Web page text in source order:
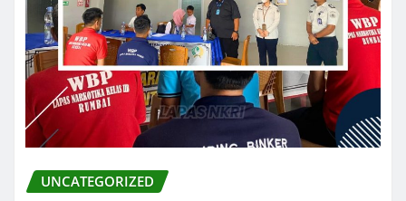
UNCATEGORIZED